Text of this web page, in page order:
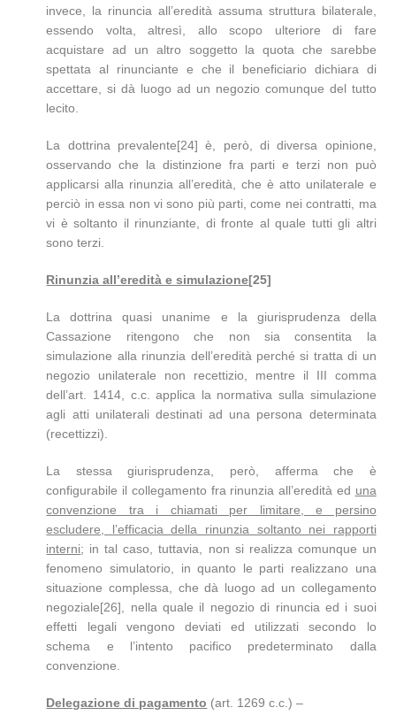
invece, la rinuncia all’eredità assuma struttura bilaterale,
essendo volta, altresì, allo scopo ulteriore di fare
acquistare ad un altro soggetto la quota che sarebbe
spettata al rinunciante e che il beneficiario dichiara di
accettare, si dà luogo ad un negozio comunque del tutto
lecito.
La dottrina prevalente[24] è, però, di diversa opinione,
osservando che la distinzione fra parti e terzi non può
applicarsi alla rinunzia all’eredità, che è atto unilaterale e
perciò in essa non vi sono più parti, come nei contratti, ma
vi è soltanto il rinunziante, di fronte al quale tutti gli altri
sono terzi.
Rinunzia all’eredità e simulazione[25]
La dottrina quasi unanime e la giurisprudenza della
Cassazione ritengono che non sia consentita la
simulazione alla rinunzia dell’eredità perché si tratta di un
negozio unilaterale non recettizio, mentre il III comma
dell’art. 1414, c.c. applica la normativa sulla simulazione
agli atti unilaterali destinati ad una persona determinata
(recettizzi).
La stessa giurisprudenza, però, afferma che è
configurabile il collegamento fra rinunzia all’eredità ed una
convenzione tra i chiamati per limitare, e persino
escludere, l’efficacia della rinunzia soltanto nei rapporti
interni; in tal caso, tuttavia, non si realizza comunque un
fenomeno simulatorio, in quanto le parti realizzano una
situazione complessa, che dà luogo ad un collegamento
negoziale[26], nella quale il negozio di rinuncia ed i suoi
effetti legali vengono deviati ed utilizzati secondo lo
schema e l’intento pacifico predeterminato dalla
convenzione.
Delegazione di pagamento (art. 1269 c.c.) –